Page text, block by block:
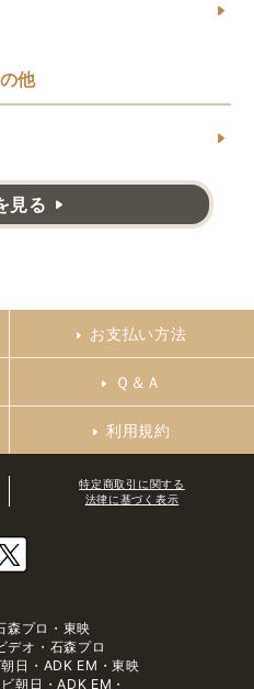
他
見る
お支払い方法
Ｑ＆Ａ
利用規約
特定商取引に関する
法律に基づく表示
プロ・東映
デオ・石森プロ
日・ADK EM・東映
朝日・ADK EM・